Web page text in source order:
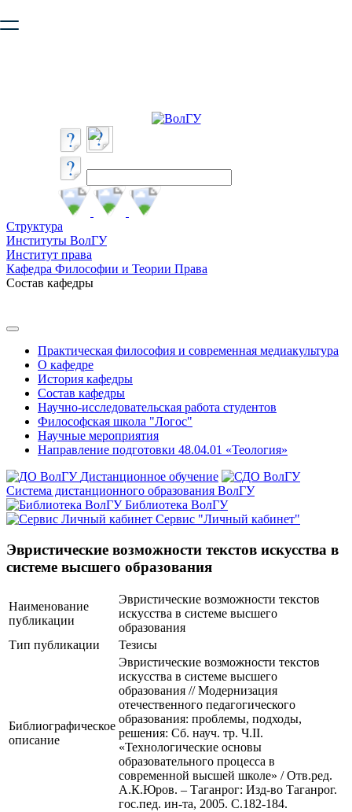
безопасную работу с сайтом. Пожалуйста
Структура
Институты ВолГУ
Институт права
Кафедра Философии и Теории Права
Состав кафедры
Практическая философия и современная медиакультура
О кафедре
История кафедры
Состав кафедры
Научно-исследовательская работа студентов
Философская школа "Логос"
Научные мероприятия
Направление подготовки 48.04.01 «Теология»
Дистанционное обучение
Система дистанционного образования ВолГУ
Библиотека ВолГУ
Сервис "Личный кабинет"
Эвристические возможности текстов искусства в
системе высшего образования
Наименование
публикации
Эвристические возможности текстов
искусства в системе высшего
образования
Тип публикации
Тезисы
Библиографическое
описание
Эвристические возможности текстов
искусства в системе высшего
образования // Модернизация
отечественного педагогического
образования: проблемы, подходы,
решения: Сб. науч. тр. Ч.II.
«Технологические основы
образовательного процесса в
современной высшей школе» / Отв.ред.
А.К.Юров. – Таганрог: Изд-во Таганрог.
гос.пед. ин-та, 2005. С.182-184.